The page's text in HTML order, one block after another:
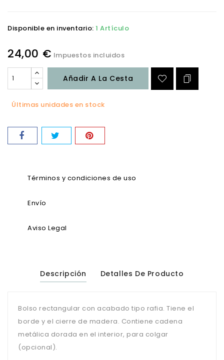
Disponible en inventario: 1 Artículo
24,00 € Impuestos incluidos
Añadir A La Cesta
Últimas unidades en stock
Términos y condiciones de uso
Envío
Aviso Legal
Descripción Detalles De Producto
Bolso rectangular con acabado tipo rafia. Tiene el
borde y el cierre de madera. Contiene cadena
metálica dorada en el interior, para colgar
(opcional).